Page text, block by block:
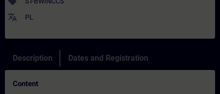
translate PL
Description Dates and Registration
Content